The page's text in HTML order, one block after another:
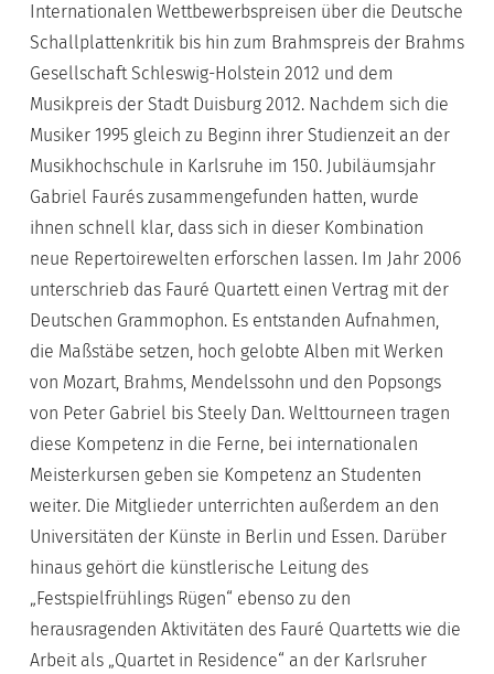
Internationalen Wettbewerbspreisen über die Deutsche
Schallplattenkritik bis hin zum Brahmspreis der Brahms
Gesellschaft Schleswig-Holstein 2012 und dem
Musikpreis der Stadt Duisburg 2012. Nachdem sich die
Musiker 1995 gleich zu Beginn ihrer Studienzeit an der
Musikhochschule in Karlsruhe im 150. Jubiläumsjahr
Gabriel Faurés zusammengefunden hatten, wurde
ihnen schnell klar, dass sich in dieser Kombination
neue Repertoirewelten erforschen lassen. Im Jahr 2006
unterschrieb das Fauré Quartett einen Vertrag mit der
Deutschen Grammophon. Es entstanden Aufnahmen,
die Maßstäbe setzen, hoch gelobte Alben mit Werken
von Mozart, Brahms, Mendelssohn und den Popsongs
von Peter Gabriel bis Steely Dan. Welttourneen tragen
diese Kompetenz in die Ferne, bei internationalen
Meisterkursen geben sie Kompetenz an Studenten
weiter. Die Mitglieder unterrichten außerdem an den
Universitäten der Künste in Berlin und Essen. Darüber
hinaus gehört die künstlerische Leitung des
„Festspielfrühlings Rügen“ ebenso zu den
herausragenden Aktivitäten des Fauré Quartetts wie die
Arbeit als „Quartet in Residence“ an der Karlsruher